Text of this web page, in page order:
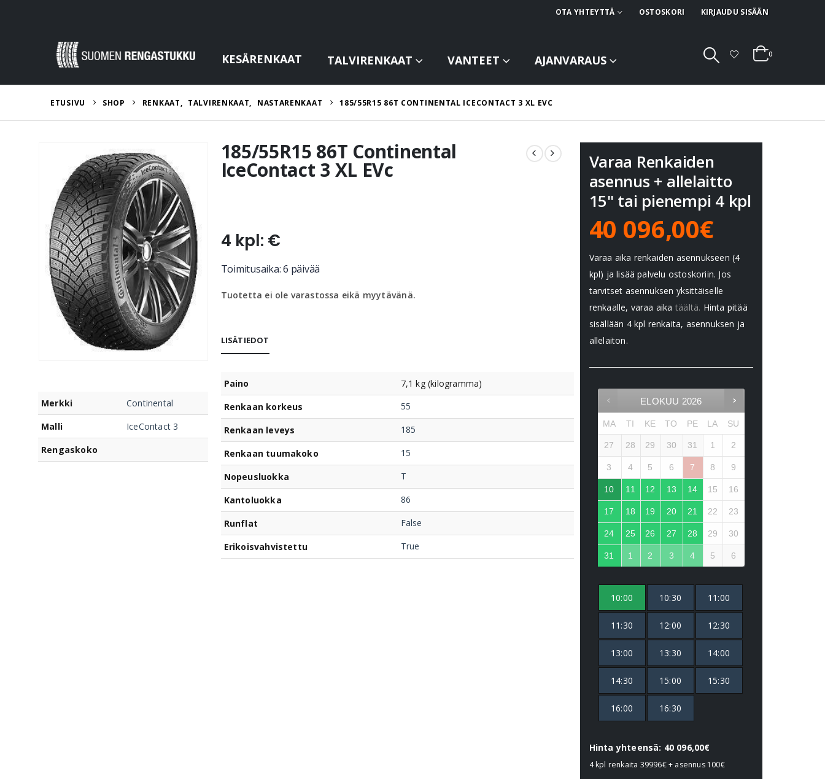
OTA YHTEYTTÄ OSTOSKORI KIRJAUDU SISÄÄN
KESÄRENKAAT TALVIRENKAAT VANTEET AJANVARAUS 0
ETUSIVU SHOP RENKAAT, TALVIRENKAAT, NASTARENKAAT 185/55R15 86T CONTINENTAL ICECONTACT 3 XL EVC
Merkki
Continental
Malli
IceContact 3
Rengaskoko
185/55R15 86T Continental
IceContact 3 XL EVc
4 kpl: €
Toimitusaika: 6 päivää
Tuotetta ei ole varastossa eikä myytävänä.
LISÄTIEDOT
Paino
7,1 kg (kilogramma)
Renkaan korkeus
55
Renkaan leveys 185
Renkaan tuumakoko 15
Nopeusluokka T
Kantoluokka 86
Runflat False
Erikoisvahvistettu True
Varaa Renkaiden
asennus + allelaitto
15" tai pienempi 4 kpl
40 096,00€
Varaa aika renkaiden asennukseen (4
kpl) ja lisää palvelu ostoskoriin. Jos
tarvitset asennuksen yksittäiselle
renkaalle, varaa aika täältä. Hinta pitää
sisällään 4 kpl renkaita, asennuksen ja
allelaiton.
ELOKUU 2026
MA TI KE TO PE LA SU
27 28 29 30 31 1 2
3 4 5 6 7 8 9
10 11 12 13 14 15 16
17 18 19 20 21 22 23
24 25 26 27 28 29 30
31 1 2 3 4 5 6
10:00 10:30 11:00
11:30 12:00 12:30
13:00 13:30 14:00
14:30 15:00 15:30
16:00 16:30
Hinta yhteensä: 40 096,00€
4 kpl renkaita 39996€+ asennus 100€